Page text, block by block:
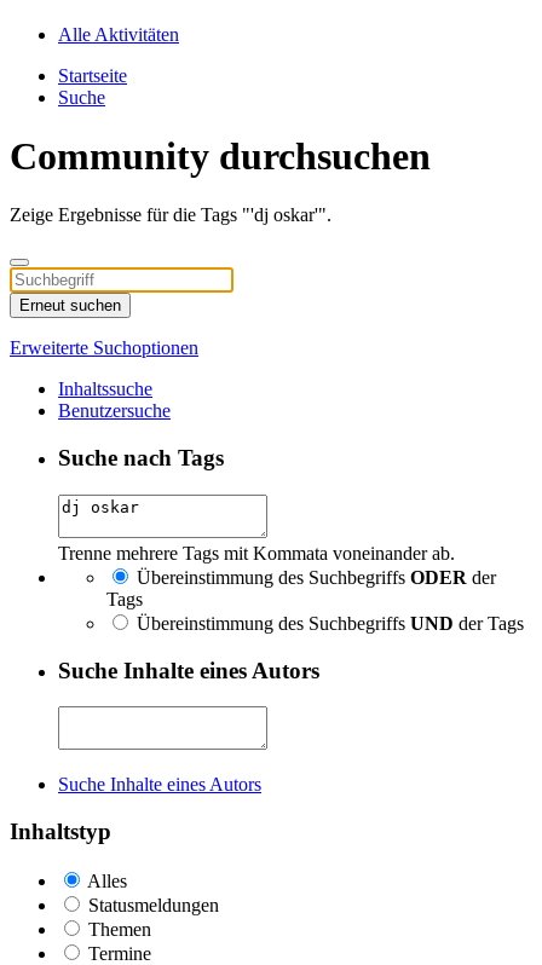
Alle Aktivitäten
Startseite
Suche
Community durchsuchen
Zeige Ergebnisse für die Tags "'dj oskar'".
Erneut suchen
Erweiterte Suchoptionen
Inhaltssuche
Benutzersuche
Suche nach Tags
Trenne mehrere Tags mit Kommata voneinander ab.
Übereinstimmung des Suchbegriffs ODER der
Tags
Übereinstimmung des Suchbegriffs UND der Tags
Suche Inhalte eines Autors
Suche Inhalte eines Autors
Inhaltstyp
Alles
Statusmeldungen
Themen
Termine